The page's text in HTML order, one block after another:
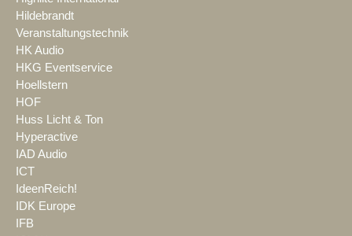
Hildebrandt
Veranstaltungstechnik
HK Audio
HKG Eventservice
Hoellstern
HOF
Huss Licht & Ton
Hyperactive
IAD Audio
ICT
IdeenReich!
IDK Europe
IFB